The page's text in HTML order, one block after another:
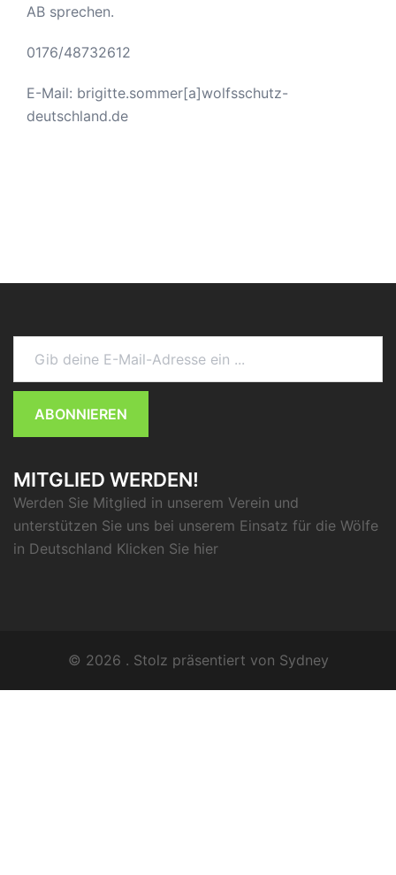
AB sprechen.
0176/48732612
E-Mail: brigitte.sommer[a]wolfsschutz-
deutschland.de
Gib deine E-Mail-Adresse ein ...
ABONNIEREN
MITGLIED WERDEN!
Werden Sie Mitglied in unserem Verein und
unterstützen Sie uns bei unserem Einsatz für die Wölfe
in Deutschland Klicken Sie hier
© 2026 . Stolz präsentiert von Sydney